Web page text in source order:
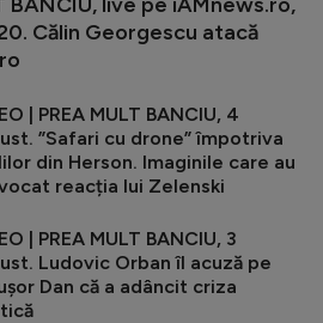
Călin Georgescu atacă
| PREA MULT BANCIU, 4
”Safari cu drone” împotriva
din Herson. Imaginile care au
reacția lui Zelenski
| PREA MULT BANCIU, 3
Ludovic Orban îl acuză pe
Dan că a adâncit criza